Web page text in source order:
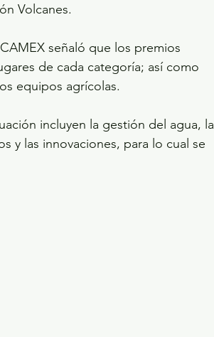
Volcanes.
señaló que los premios
de cada categoría; así como
equipos agrícolas.
incluyen la gestión del agua, la
y las innovaciones, para lo cual se